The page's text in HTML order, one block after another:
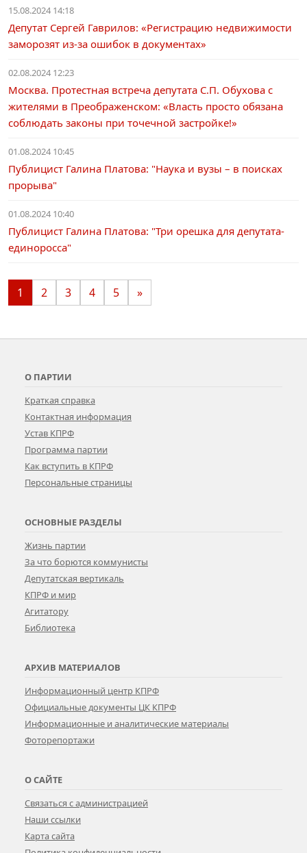
15.08.2024 14:18
Депутат Сергей Гаврилов: «Регистрацию недвижимости
заморозят из-за ошибок в документах»
02.08.2024 12:23
Москва. Протестная встреча депутата С.П. Обухова с
жителями в Преображенском: «Власть просто обязана
соблюдать законы при точечной застройке!»
01.08.2024 10:45
Публицист Галина Платова: "Наука и вузы – в поисках
прорыва"
01.08.2024 10:40
Публицист Галина Платова: "Три орешка для депутата-
единоросса"
1 2 3 4 5 »
О ПАРТИИ
Краткая справка
Контактная информация
Устав КПРФ
Программа партии
Как вступить в КПРФ
Персональные страницы
ОСНОВНЫЕ РАЗДЕЛЫ
Жизнь партии
За что борются коммунисты
Депутатская вертикаль
КПРФ и мир
Агитатору
Библиотека
АРХИВ МАТЕРИАЛОВ
Информационный центр КПРФ
Официальные документы ЦК КПРФ
Информационные и аналитические материалы
Фоторепортажи
О САЙТЕ
Связаться с администрацией
Наши ссылки
Карта сайта